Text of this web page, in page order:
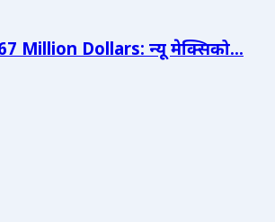
Million Dollars: न्यू मेक्सिको...